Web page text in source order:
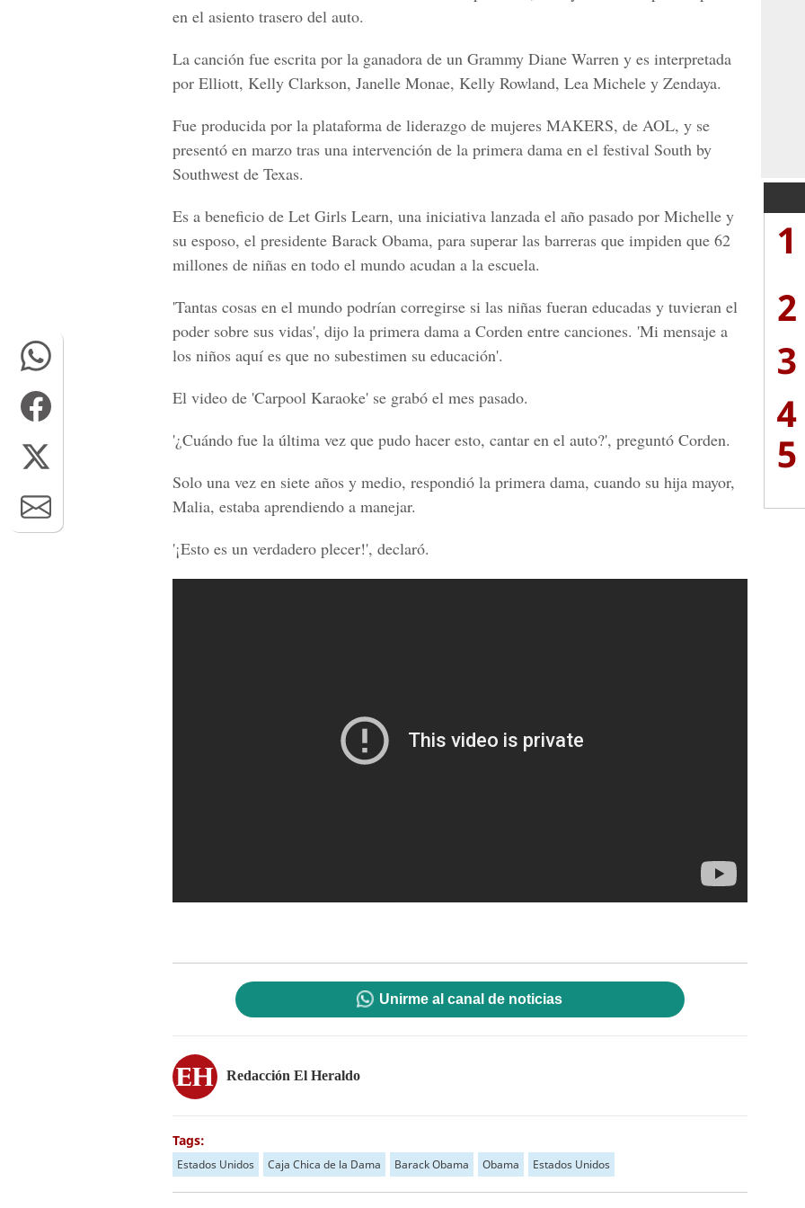
en el asiento trasero del auto.
La canción fue escrita por la ganadora de un Grammy Diane Warren y es interpretada
por Elliott, Kelly Clarkson, Janelle Monae, Kelly Rowland, Lea Michele y Zendaya.
Fue producida por la plataforma de liderazgo de mujeres MAKERS, de AOL, y se
presentó en marzo tras una intervención de la primera dama en el festival South by
Southwest de Texas.
Es a beneficio de Let Girls Learn, una iniciativa lanzada el año pasado por Michelle y
su esposo, el presidente Barack Obama, para superar las barreras que impiden que 62
millones de niñas en todo el mundo acudan a la escuela.
'Tantas cosas en el mundo podrían corregirse si las niñas fueran educadas y tuvieran el
poder sobre sus vidas', dijo la primera dama a Corden entre canciones. 'Mi mensaje a
los niños aquí es que no subestimen su educación'.
El video de 'Carpool Karaoke' se grabó el mes pasado.
'¿Cuándo fue la última vez que pudo hacer esto, cantar en el auto?', preguntó Corden.
Solo una vez en siete años y medio, respondió la primera dama, cuando su hija mayor,
Malia, estaba aprendiendo a manejar.
'¡Esto es un verdadero plecer!', declaró.
Unirme al canal de noticias
Redacción El Heraldo
Tags:
Estados Unidos Caja Chica de la Dama Barack Obama Obama Estados Unidos
1
2
3
4
5